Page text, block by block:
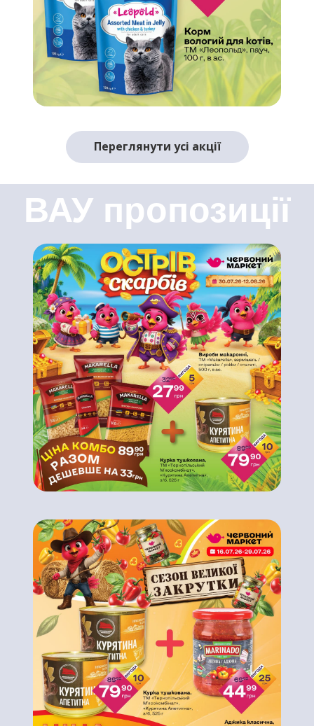
Переглянути усі акції
ВАУ пропозиції